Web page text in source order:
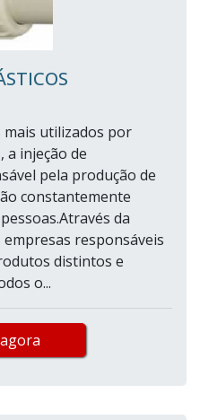
mais utilizados por
a injeção de
pela produção de
constantemente
da
responsáveis
distintos e
o...